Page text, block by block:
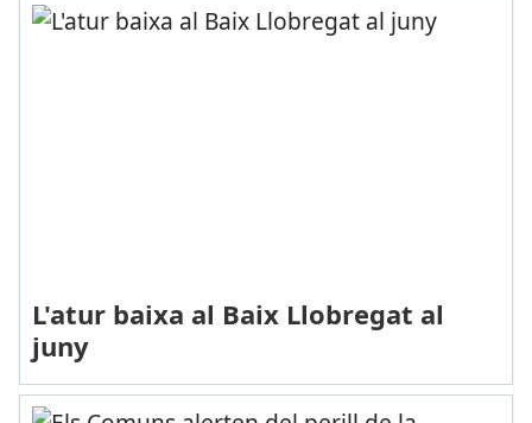
L'atur baixa al Baix Llobregat al
juny